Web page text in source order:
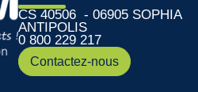
CS 40506 - 06905 SOPHIA
ANTIPOLIS
0 800 229 217
Contactez-nous